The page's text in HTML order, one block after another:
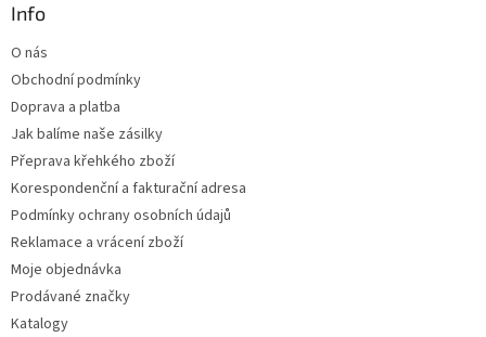
Info
O nás
Obchodní podmínky
Doprava a platba
Jak balíme naše zásilky
Přeprava křehkého zboží
Korespondenční a fakturační adresa
Podmínky ochrany osobních údajů
Reklamace a vrácení zboží
Moje objednávka
Prodávané značky
Katalogy